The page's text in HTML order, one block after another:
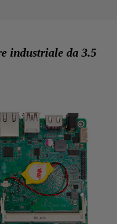
industriale da 3.5